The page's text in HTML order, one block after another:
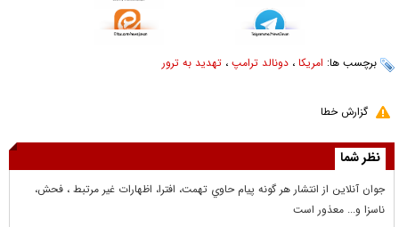
برچسب ها: امریکا ، دونالد ترامپ ، تهدید به ترور
گزارش خطا
نظر شما
جوان آنلاين از انتشار هر گونه پيام حاوي تهمت، افترا، اظهارات غير مرتبط ، فحش،
ناسزا و... معذور است